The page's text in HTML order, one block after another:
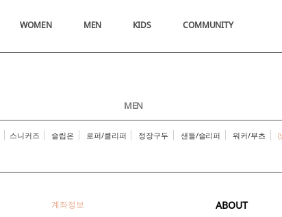
WOMEN MEN KIDS COMMUNITY
MEN
스니커즈 슬립온 로퍼/클리퍼 정장구두 샌들/슬리퍼 워커/부츠 (
계좌정보 ABOUT